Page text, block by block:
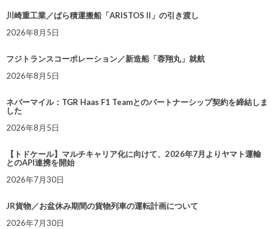
川崎重工業／ばら積運搬船「ARISTOS II」の引き渡し
2026年8月5日
フジトランスコーポレーション／新造船「蓉翔丸」就航
2026年8月5日
ネバーマイル：TGR Haas F1 Teamとのパートナーシップ契約を締結しま
した
2026年8月5日
【トドケール】マルチキャリア化に向けて、2026年7月よりヤマト運輸
とのAPI連携を開始
2026年7月30日
JR貨物／お盆休み期間の貨物列車の運転計画について
2026年7月30日